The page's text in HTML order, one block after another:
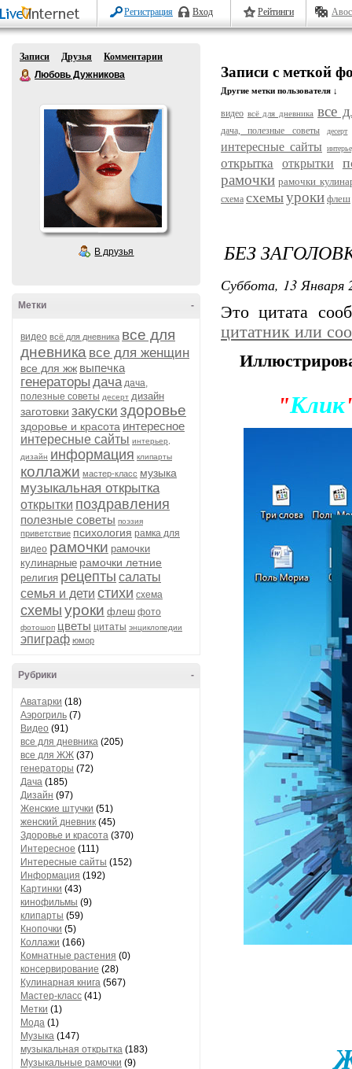
Регистрация Вход Рейтинги
Записи Друзья
Комментарии
Любовь Дужникова
В друзья
-
Метки
видео всё для дневника все для
дневника все для женщин
все для жж выпечка
генераторы дача дача,
полезные советы десерт дизайн
заготовки закуски здоровье
здоровье и красота интересное
интересные сайты интерьер,
дизайн информация клипарты
коллажи мастер-класс музыка
музыкальная открытка
открытки поздравления
полезные советы поэзия
приветствие психология рамка для
видео рамочки рамочки
кулинарные рамочки летние
религия рецепты салаты
семья и дети стихи схема
схемы уроки флеш фото
фотошоп цветы цитаты энциклопедии
эпиграф юмор
-
Рубрики
Аватарки (18)
Аэрогриль (7)
Видео (91)
все для дневника (205)
все для ЖЖ (37)
генераторы (72)
Дача (185)
Дизайн (97)
Женские штучки (51)
женский дневник (45)
Здоровье и красота (370)
Интересное (111)
Интересные сайты (152)
Информация (192)
Картинки (43)
кинофильмы (9)
клипарты (59)
Кнопочки (5)
Коллажи (166)
Комнатные растения (0)
консервирование (28)
Кулинарная книга (567)
Мастер-класс (41)
Метки (1)
Мода (1)
Музыка (147)
музыкальная открытка (183)
Музыкальные рамочки (9)
Записи с меткой
Другие метки пользователя ↓
видео всё для дневника все
дача, полезные советы десерт
интересные сайты
открытка открытки
рамочки рамочки
схема схемыуроки флеш
БЕЗ
Суббота, 13 Января
Это цитата
цитатник или
"Клик